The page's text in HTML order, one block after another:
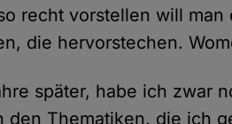
recht vorstellen will
die hervorstechen.
später, habe ich zwar
den Thematiken, die ich